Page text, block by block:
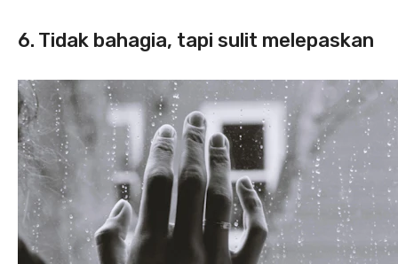
6. Tidak bahagia, tapi sulit melepaskan